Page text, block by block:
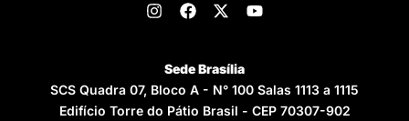
Sede Brasília
SCS Quadra 07, Bloco A - N° 100 Salas 1113 a 1115
Edifício Torre do Pátio Brasil - CEP 70307-902